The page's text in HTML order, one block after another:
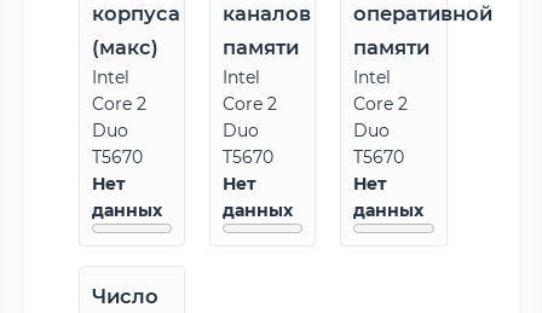
корпуса
(макс)
Intel
Core 2
Duo
T5670
Нет
данных
каналов
памяти
Intel
Core 2
Duo
T5670
Нет
данных
оперативной
памяти
Intel
Core 2
Duo
T5670
Нет
данных
Число